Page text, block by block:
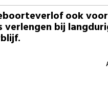
ook
verlengen bij